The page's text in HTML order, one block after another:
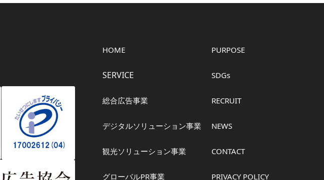
HOME
SERVICE
総合広告事業
デジタルソリューション事業
観光ソリューション事業
グローバルPR事業
PURPOSE
SDGs
RECRUIT
NEWS
CONTACT
PRIVACY POLICY